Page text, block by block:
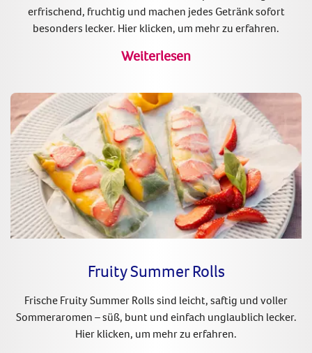
erfrischend, fruchtig und machen jedes Getränk sofort
besonders lecker. Hier klicken, um mehr zu erfahren.
Weiterlesen
Fruity Summer Rolls
Frische Fruity Summer Rolls sind leicht, saftig und voller
Sommeraromen – süß, bunt und einfach unglaublich lecker.
Hier klicken, um mehr zu erfahren.